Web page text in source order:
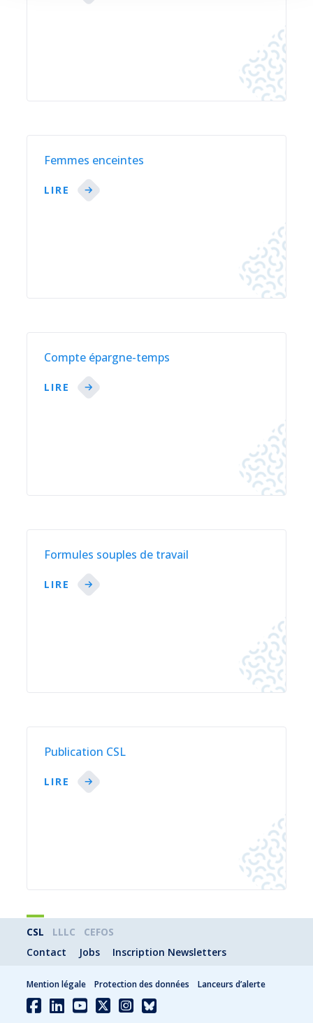
Femmes enceintes
LIRE
Compte épargne-temps
LIRE
Formules souples de travail
LIRE
Publication CSL
LIRE
CSL LLLC
CEFOS
Contact
Jobs Inscription Newsletters
Mention légale Protection des données Lanceurs d’alerte